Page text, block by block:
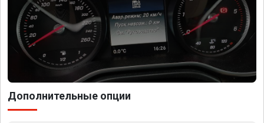
Дополнительные опции